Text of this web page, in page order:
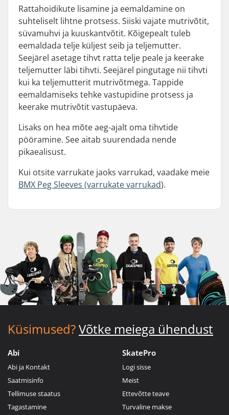
Rattahoidikute lisamine ja eemaldamine on
suhteliselt lihtne protsess. Siiski vajate mutrivõtit,
süvamuhvi ja kuuskantvõtit. Kõigepealt tuleb
eemaldada telje küljest seib ja teljemutter.
Seejärel asetage tihvt ratta telje peale ja keerake
teljemutter läbi tihvti. Seejärel pingutage nii tihvti
kui ka teljemutterit mutrivõtmega. Tappide
eemaldamiseks tehke vastupidine protsess ja
keerake mutrivõtit vastupäeva.
Lisaks on hea mõte aeg-ajalt oma tihvtide
pööramine. See aitab suurendada nende
pikaealisust.
Kui otsite varrukate jaoks varrukad, vaadake meie
BMX Peg Sleeves (varrukate varrukad).
Küsimused?Võtke meiega ühendust
Abi
Abi ja Kontakt
Saatmisinfo
Tellimuse staatus
Tagastamine
SkatePro
Logi sisse
Meist
Ettevõtte teave
Turvaline makse